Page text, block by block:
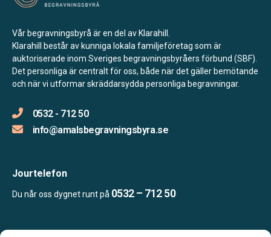
Vår begravningsbyrå är en del av Klarahill.
Klarahill består av kunniga lokala familjeföretag som är
auktoriserade inom Sveriges begravningsbyråers förbund (SBF).
Det personliga är centralt för oss, både när det gäller bemötande
och när vi utformar skräddarsydda personliga begravningar.
0532 - 712 50
info@amalsbegravningsbyra.se
Jourtelefon
Du når oss dygnet runt på 0532 – 712 50